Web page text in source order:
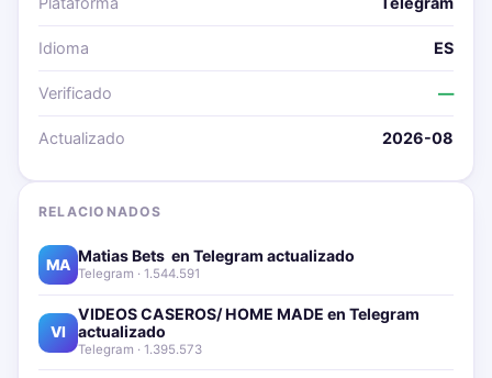
Idioma ES
Verificado —
Actualizado 2026-08
RELACIONADOS
MA Matias Bets ‍ en Telegram actualizado📱🔥
Telegram · 1.544.591
VI
VIDEOS CASEROS/ HOME MADE en Telegram
actualizado📱🔥
Telegram · 1.395.573